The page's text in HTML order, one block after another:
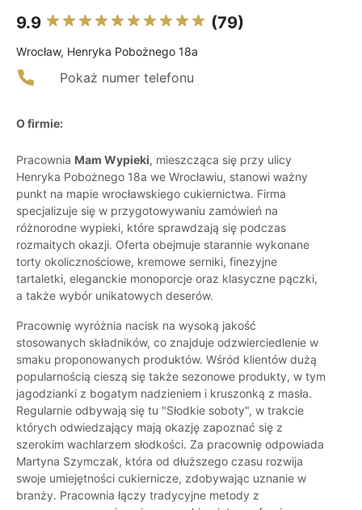
9.9 (79)
Wrocław, Henryka Pobożnego 18a
Pokaż numer telefonu
O firmie:
Pracownia Mam Wypieki, mieszcząca się przy ulicy
Henryka Pobożnego 18a we Wrocławiu, stanowi ważny
punkt na mapie wrocławskiego cukiernictwa. Firma
specjalizuje się w przygotowywaniu zamówień na
różnorodne wypieki, które sprawdzają się podczas
rozmaitych okazji. Oferta obejmuje starannie wykonane
torty okolicznościowe, kremowe serniki, finezyjne
tartaletki, eleganckie monoporcje oraz klasyczne pączki,
a także wybór unikatowych deserów.
Pracownię wyróżnia nacisk na wysoką jakość
stosowanych składników, co znajduje odzwierciedlenie w
smaku proponowanych produktów. Wśród klientów dużą
popularnością cieszą się także sezonowe produkty, w tym
jagodzianki z bogatym nadzieniem i kruszonką z masła.
Regularnie odbywają się tu "Słodkie soboty", w trakcie
których odwiedzający mają okazję zapoznać się z
szerokim wachlarzem słodkości. Za pracownię odpowiada
Martyna Szymczak, która od dłuższego czasu rozwija
swoje umiejętności cukiernicze, zdobywając uznanie w
branży. Pracownia łączy tradycyjne metody z